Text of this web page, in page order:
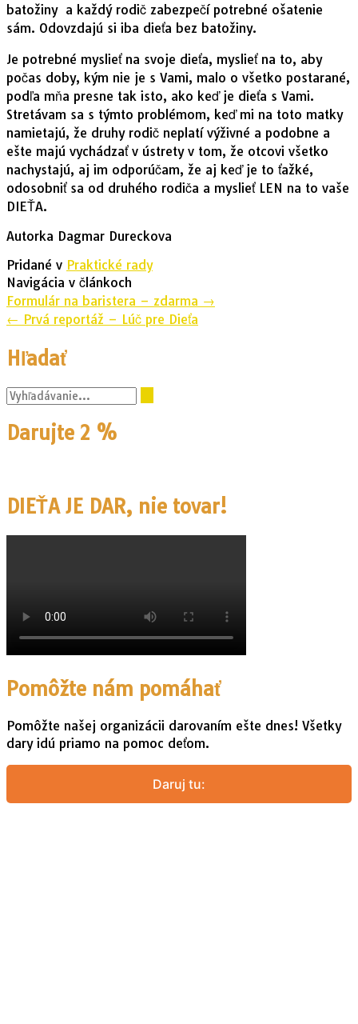
batožiny a každý rodič zabezpečí potrebné ošatenie
sám. Odovzdajú si iba dieťa bez batožiny.
Je potrebné myslieť na svoje dieťa, myslieť na to, aby
počas doby, kým nie je s Vami, malo o všetko postarané,
podľa mňa presne tak isto, ako keď je dieťa s Vami.
Stretávam sa s týmto problémom, keď mi na toto matky
namietajú, že druhy rodič neplatí výživné a podobne a
ešte majú vychádzať v ústrety v tom, že otcovi všetko
nachystajú, aj im odporúčam, že aj keď je to ťažké,
odosobniť sa od druhého rodiča a myslieť LEN na to vaše
DIEŤA.
Autorka Dagmar Dureckova
Pridané v Praktické rady
Navigácia v článkoch
Formulár na baristera – zdarma →
← Prvá reportáž – Lúč pre Dieťa
Hľadať
Darujte 2 %
DIEŤA JE DAR, nie tovar!
Pomôžte nám pomáhať
Pomôžte našej organizácii darovaním ešte dnes! Všetky
dary idú priamo na pomoc deťom.
Daruj tu: